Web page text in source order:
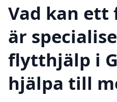
Vad kan ett
är
flytthjälp i
hjälpa till